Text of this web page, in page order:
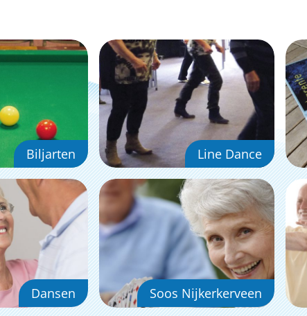
Biljarten Line Dance
Dansen Soos Nijkerkerveen